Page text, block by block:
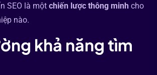
SEO là một chiến lược thông minh cho
nào.
khả năng tìm